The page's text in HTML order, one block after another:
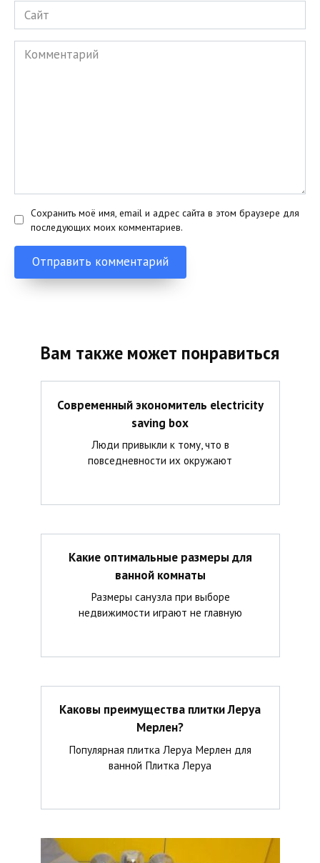
Сайт
Комментарий
Сохранить моё имя, email и адрес сайта в этом браузере для
последующих моих комментариев.
Вам также может понравиться
Современный экономитель electricity
saving box
Люди привыкли к тому, что в
повседневности их окружают
Какие оптимальные размеры для
ванной комнаты
Размеры санузла при выборе
недвижимости играют не главную
Каковы преимущества плитки Леруа
Мерлен?
Популярная плитка Леруа Мерлен для
ванной Плитка Леруа